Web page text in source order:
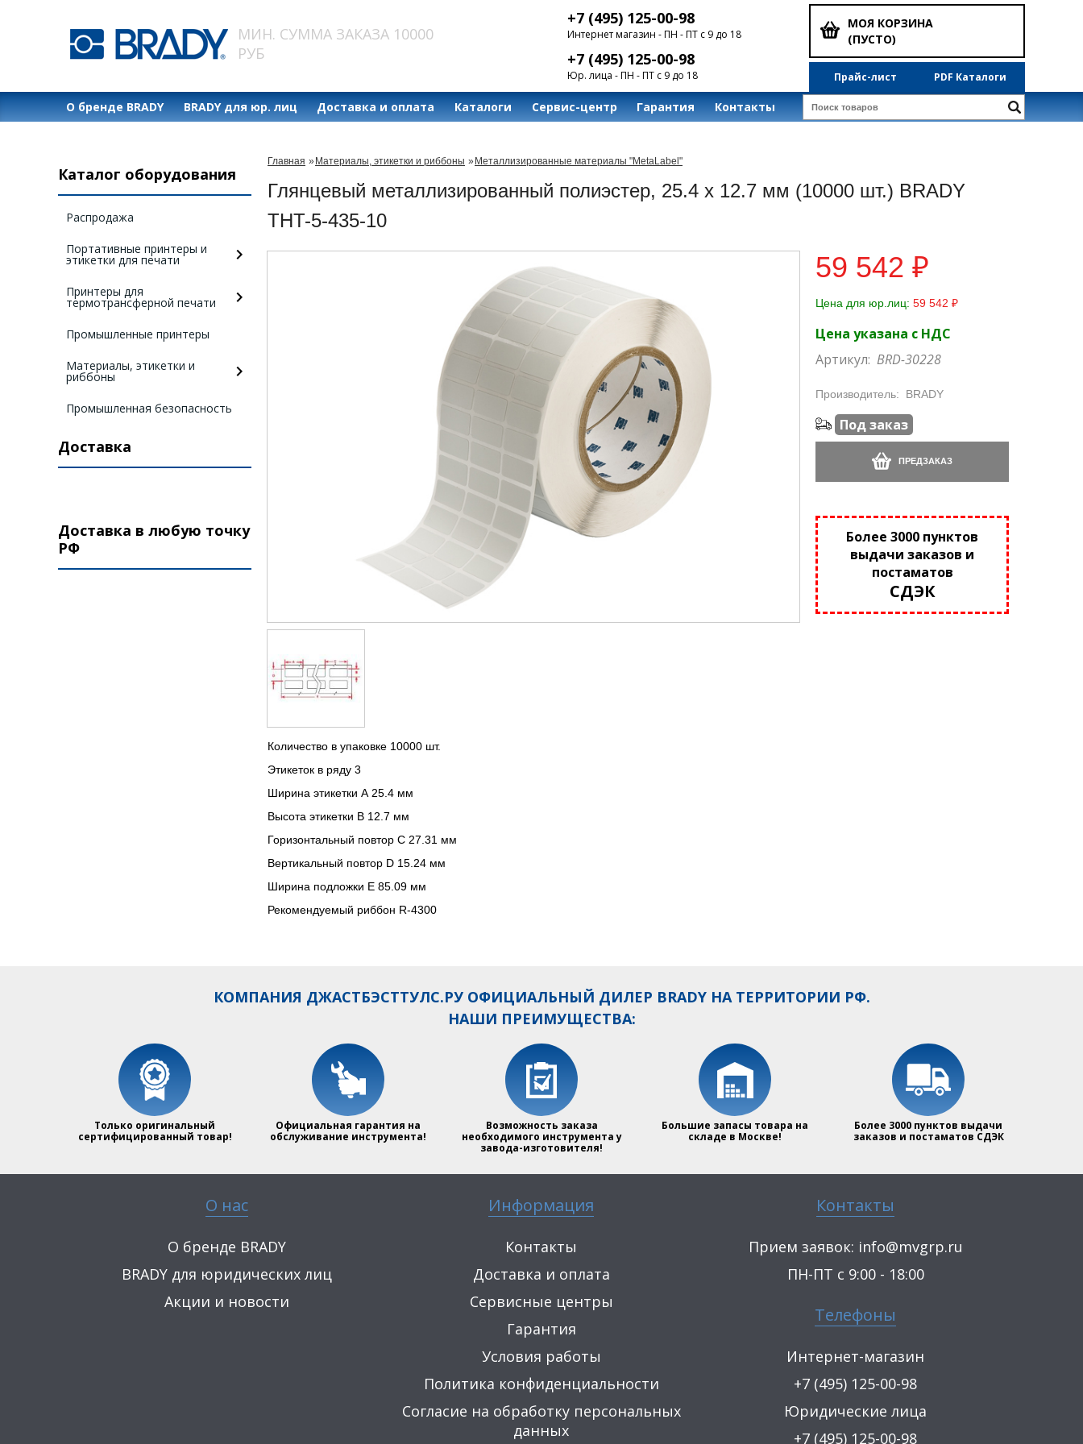
МИН. СУММА ЗАКАЗА 10000
РУБ
МОЯ КОРЗИНА
(ПУСТО)
Прайс-лист PDF Каталоги
+7 (495) 125-00-98
Интернет магазин - ПН - ПТ с 9 до 18
+7 (495) 125-00-98
Юр. лица - ПН - ПТ с 9 до 18
О бренде BRADY BRADY для юр. лиц Доставка и оплата Каталоги Сервис-центр Гарантия Контакты
Каталог оборудования
Распродажа
Портативные принтеры и
этикетки для печати
Принтеры для
термотрансферной печати
Промышленные принтеры
Материалы, этикетки и
риббоны
Промышленная безопасность
Доставка
Доставка в любую точку
РФ
Главная » Материалы, этикетки и риббоны » Металлизированные материалы "MetaLabel"
Глянцевый металлизированный полиэстер, 25.4 x 12.7 мм (10000 шт.) BRADY
THT-5-435-10
59 542 ₽
Цена для юр.лиц: 59 542 ₽
Цена указана с НДС
Артикул: BRD-30228
Производитель: BRADY
Под заказ
ПРЕДЗАКАЗ
Более 3000 пунктов
выдачи заказов и
постаматов
СДЭК
Количество в упаковке 10000 шт.
Этикеток в ряду 3
Ширина этикетки A 25.4 мм
Высота этикетки B 12.7 мм
Горизонтальный повтор C 27.31 мм
Вертикальный повтор D 15.24 мм
Ширина подложки E 85.09 мм
Рекомендуемый риббон R-4300
КОМПАНИЯ ДЖАСТБЭСТТУЛС.РУ ОФИЦИАЛЬНЫЙ ДИЛЕР BRADY НА ТЕРРИТОРИИ РФ.
НАШИ ПРЕИМУЩЕСТВА:
Только оригинальный
сертифицированный товар!
Официальная гарантия на
обслуживание инструмента!
Возможность заказа
необходимого инструмента у
завода-изготовителя!
Большие запасы товара на
складе в Москве!
Более 3000 пунктов выдачи
заказов и постаматов СДЭК
О нас
О бренде BRADY
BRADY для юридических лиц
Акции и новости
Информация
Контакты
Доставка и оплата
Сервисные центры
Гарантия
Условия работы
Политика конфиденциальности
Согласие на обработку персональных
данных
Контакты
Прием заявок: info@mvgrp.ru
ПН-ПТ с 9:00 - 18:00
Телефоны
Интернет-магазин
+7 (495) 125-00-98
Юридические лица
+7 (495) 125-00-98